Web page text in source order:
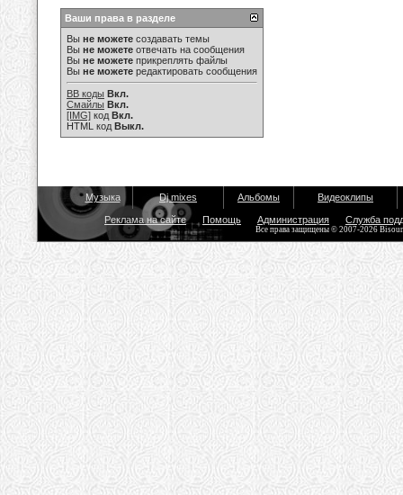
Ваши права в разделе
Вы не можете создавать темы
Вы не можете отвечать на сообщения
Вы не можете прикреплять файлы
Вы не можете редактировать сообщения
BB коды Вкл.
Смайлы Вкл.
[IMG] код Вкл.
HTML код Выкл.
Музыка Dj mixes Альбомы Видеоклипы
Реклама на сайте Помощь Администрация Служба
Все права защищены © 2007-2026